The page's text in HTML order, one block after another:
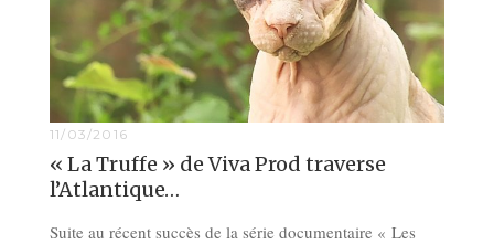
11/03/2016
« La Truffe » de Viva Prod traverse
l’Atlantique…
Suite au récent succès de la série documentaire « Les